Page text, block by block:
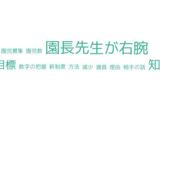
園児募集 園児数 園長先生が右腕
標 数字の把握 新制度 方法 減少 満員 理由 相手の話 知